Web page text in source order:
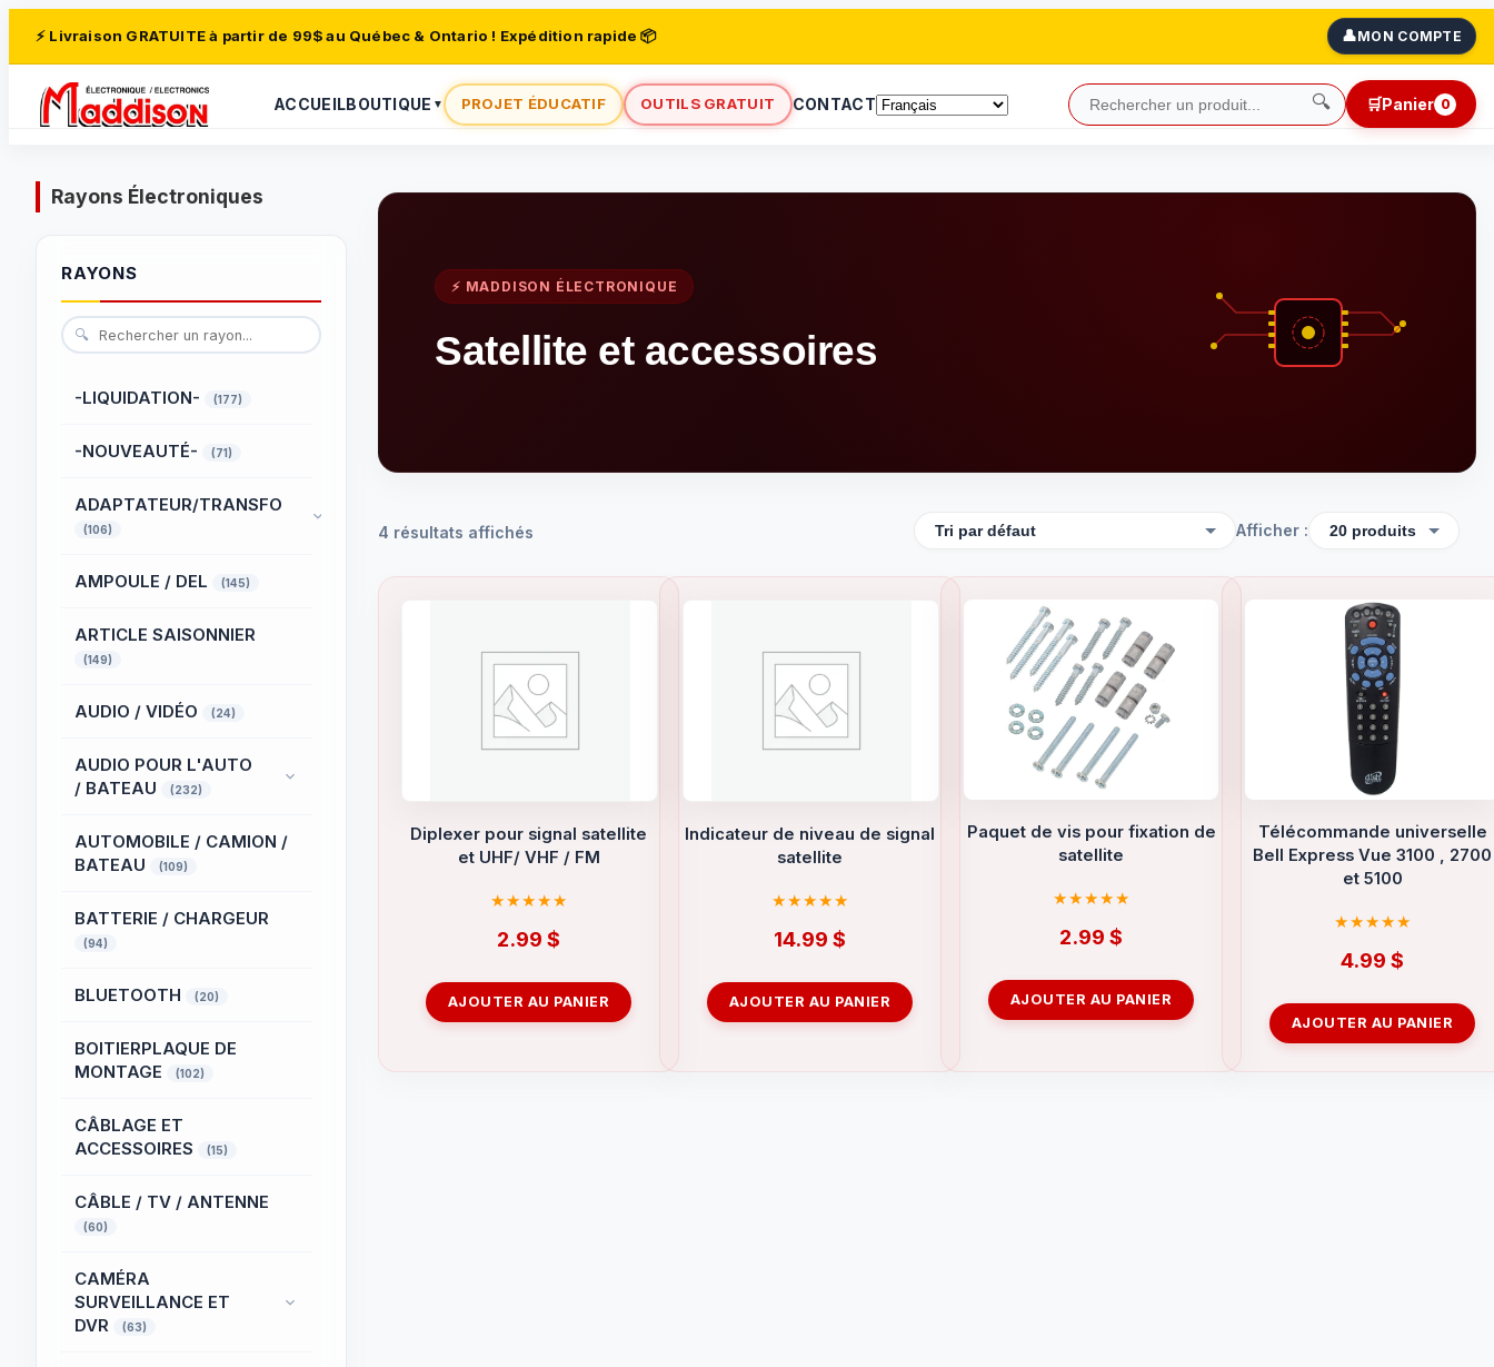
⚡ Livraison GRATUITE à partir de 99$ au Québec & Ontario ! Expédition rapide 📦 👤MON COMPTE
ACCUEILBOUTIQUE ▼ PROJET ÉDUCATIF OUTILS GRATUIT CONTACT 🔍 🛒Panier 0
Rayons Électroniques
RAYONS
🔍
-LIQUIDATION- (177)
-NOUVEAUTÉ- (71)
ADAPTATEUR/TRANSFO
(106)
AMPOULE / DEL (145)
ARTICLE SAISONNIER
(149)
AUDIO / VIDÉO (24)
AUDIO POUR L'AUTO
/ BATEAU
(232)
AUTOMOBILE / CAMION /
BATEAU
(109)
BATTERIE / CHARGEUR
(94)
BLUETOOTH (20)
BOITIERPLAQUE DE
MONTAGE
(102)
CÂBLAGE ET
ACCESSOIRES
(15)
CÂBLE / TV / ANTENNE
(60)
CAMÉRA
SURVEILLANCE ET
DVR
(63)
⚡ MADDISON ÉLECTRONIQUE
Satellite et accessoires
Afficher :
4 résultats affichés
Diplexer pour signal satellite
et UHF/ VHF / FM
2.99 $
AJOUTER AU PANIER
Indicateur de niveau de signal
satellite
14.99 $
AJOUTER AU PANIER
Paquet de vis pour fixation de
satellite
2.99 $
AJOUTER AU PANIER
Télécommande universelle
Bell Express Vue 3100 , 2700
et 5100
4.99 $
AJOUTER AU PANIER